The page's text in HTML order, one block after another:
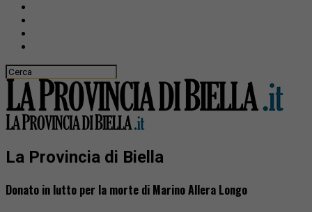
La Provincia di Biella
Donato in lutto per la morte di Marino Allera Longo